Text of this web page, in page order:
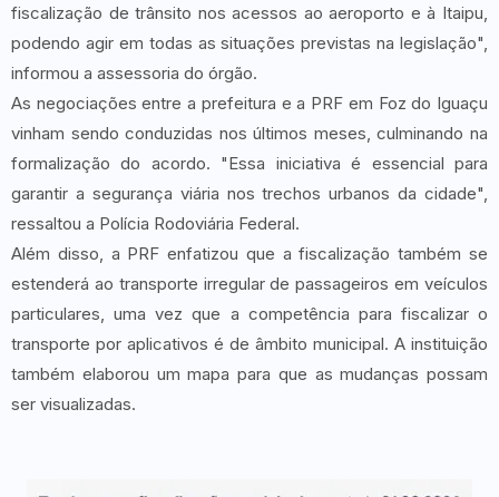
fiscalização de trânsito nos acessos ao aeroporto e à Itaipu,
podendo agir em todas as situações previstas na legislação",
informou a assessoria do órgão.
As negociações entre a prefeitura e a PRF em Foz do Iguaçu
vinham sendo conduzidas nos últimos meses, culminando na
formalização do acordo. "Essa iniciativa é essencial para
garantir a segurança viária nos trechos urbanos da cidade",
ressaltou a Polícia Rodoviária Federal.
Além disso, a PRF enfatizou que a fiscalização também se
estenderá ao transporte irregular de passageiros em veículos
particulares, uma vez que a competência para fiscalizar o
transporte por aplicativos é de âmbito municipal. A instituição
também elaborou um mapa para que as mudanças possam
ser visualizadas.